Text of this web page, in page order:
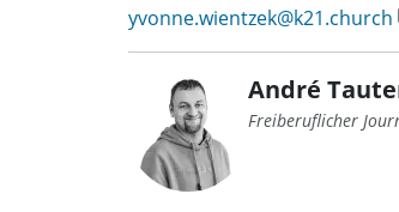
yvonne.wientzek@k21.church
André
Freiberuflicher